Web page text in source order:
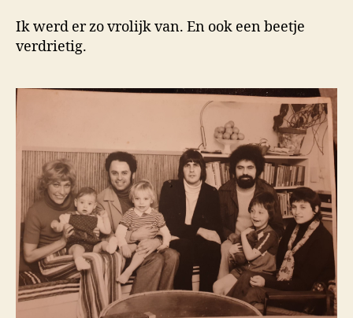
Ik werd er zo vrolijk van. En ook een beetje
verdrietig.